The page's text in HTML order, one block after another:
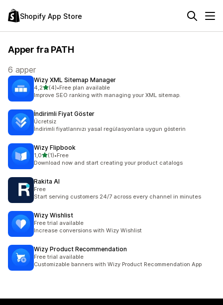
Shopify App Store
Apper fra PATH
6 apper
Wizy XML Sitemap Manager
4,2av 5 stjerner
(4)
Totalt 4 omtaler
•Free plan available
Improve SEO ranking with managing your XML sitemap.
İndirimli Fiyat Göster
Ücretsiz
İndirimli fiyatlarınızı yasal regülasyonlara uygun gösterin
Wizy Flipbook
1,0av 5 stjerner
(1)
Totalt 1 omtaler
•Free
Download now and start creating your product catalogs
Rakita AI
Free
Start serving customers 24/7 across every channel in minutes
Wizy Wishlist
Free trial available
Increase conversions with Wizy Wishlist
Wizy Product Recommendation
Free trial available
Customizable banners with Wizy Product Recommendation App